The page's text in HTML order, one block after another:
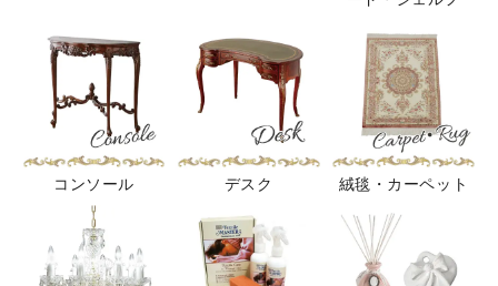
コンソール デスク 絨毯・カーペット